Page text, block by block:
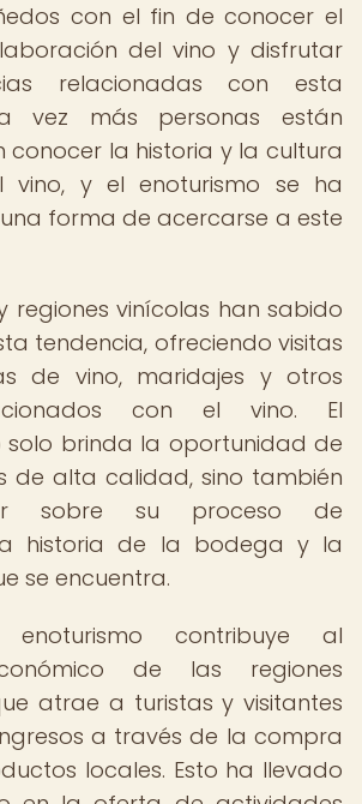
con el fin de conocer el
del vino y disfrutar
relacionadas con esta
vez más personas están
conocer la historia y la cultura
y el enoturismo se ha
forma de acercarse a este
regiones vinícolas han sabido
tendencia, ofreciendo visitas
de vino, maridajes y otros
con el vino. El
solo brinda la oportunidad de
de alta calidad, sino también
sobre su proceso de
historia de la bodega y la
se encuentra.
contribuye al
de las regiones
atrae a turistas y visitantes
a través de la compra
locales. Esto ha llevado